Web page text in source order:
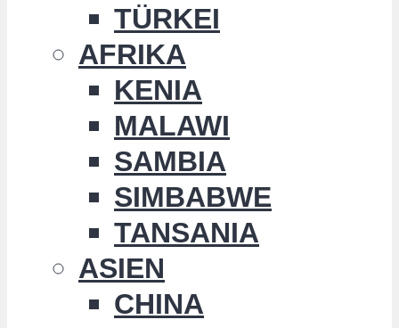
TÜRKEI
AFRIKA
KENIA
MALAWI
SAMBIA
SIMBABWE
TANSANIA
ASIEN
CHINA